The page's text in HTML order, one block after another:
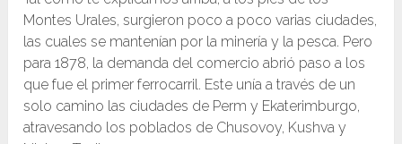
Montes Urales, surgieron poco a poco varias ciudades,
las cuales se mantenían por la minería y la pesca. Pero
para 1878, la demanda del comercio abrió paso a los
que fue el primer ferrocarril. Este unía a través de un
solo camino las ciudades de Perm y Ekaterimburgo,
atravesando los poblados de Chusovoy, Kushva y